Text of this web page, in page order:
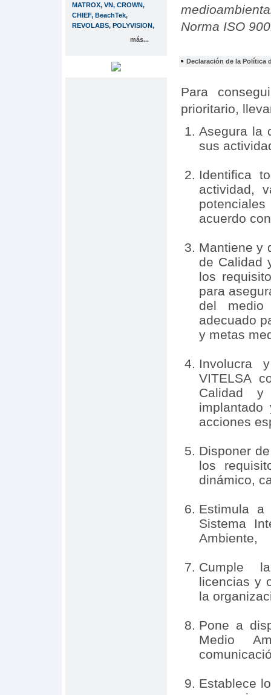
MATROX, VN, CROWN,
CHIEF, BeachTek,
REVOLABS, POLYVISION,
más...
Norma ISO
Declaración de la Política
Para
prioritario,
Asegura la
sus
Identifica
actividad,
acuerdo
Mantiene y
de Calidad
los
para
del medio
adecuado
y metas
Involucra
VITELSA
Calidad y
acciones
Disponer
los
dinámico,
Estimula
Sistema
Ambiente,
Cumple
licencias y
la
Pone a
Medio
Establece